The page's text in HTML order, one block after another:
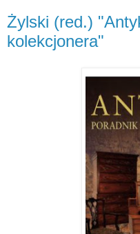
Żylski (red.)
kolekcjonera"